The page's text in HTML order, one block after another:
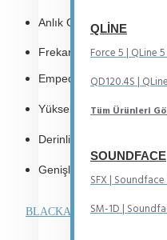
QLINE
Force 5 | QLine
QD120.4S |
Tüm Ürünleri
SOUNDFACE
SFX |
SM-1D |
Anlık Güç: 900 W
Frekans Aralığı: 25Hz -
Empedans: 2+2 Ohm
Yükseklik: 185 mm
Derinlik: 375 mm
Genişlik
BLACKAIR12D2S-V2 Manual